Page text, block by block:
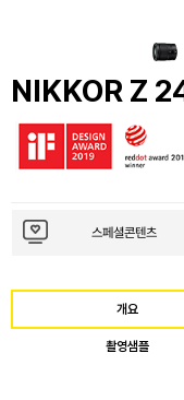
NIKKOR Z
스페셜콘텐츠
개요
촬영샘플